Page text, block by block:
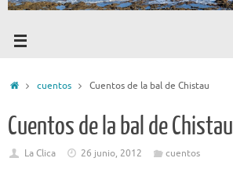
Iniciocuentos Cuentos de la bal de Chistau
Cuentos de la bal de Chistau
La Clica 26 junio, 2012 cuentos